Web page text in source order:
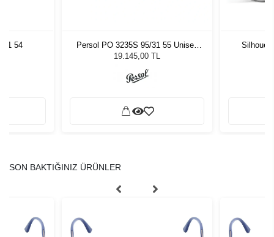
54
Persol PO 3235S 95/31 55 Unisex
Güneş Gözlüğü
19.145,00 TL
SON BAKTIĞINIZ ÜRÜNLER